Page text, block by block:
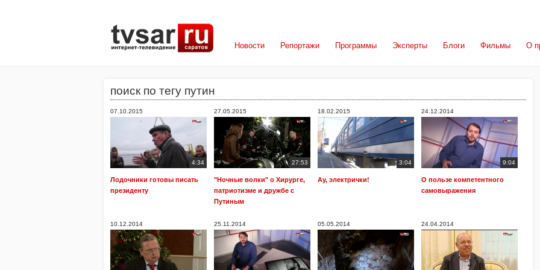
Новости Репортажи Программы Эксперты Блоги Фильмы О
поиск по тегу путин
07.10.2015
4:34
Лодочники готовы писать
президенту
27.05.2015
27:53
"Ночные волки" о Хирурге,
патриотизме и дружбе с
Путиным
18.02.2015
3:04
Ау, электрички!
24.12.2014
9:04
О пользе компетентного
самовыражения
10.12.2014 25.11.2014 05.05.2014 24.04.2014